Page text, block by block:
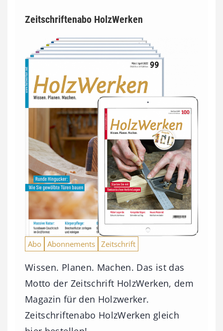
Zeitschriftenabo HolzWerken
Abo Abonnements Zeitschrift
Wissen. Planen. Machen. Das ist das
Motto der Zeitschrift HolzWerken, dem
Magazin für den Holzwerker.
Zeitschriftenabo HolzWerken gleich